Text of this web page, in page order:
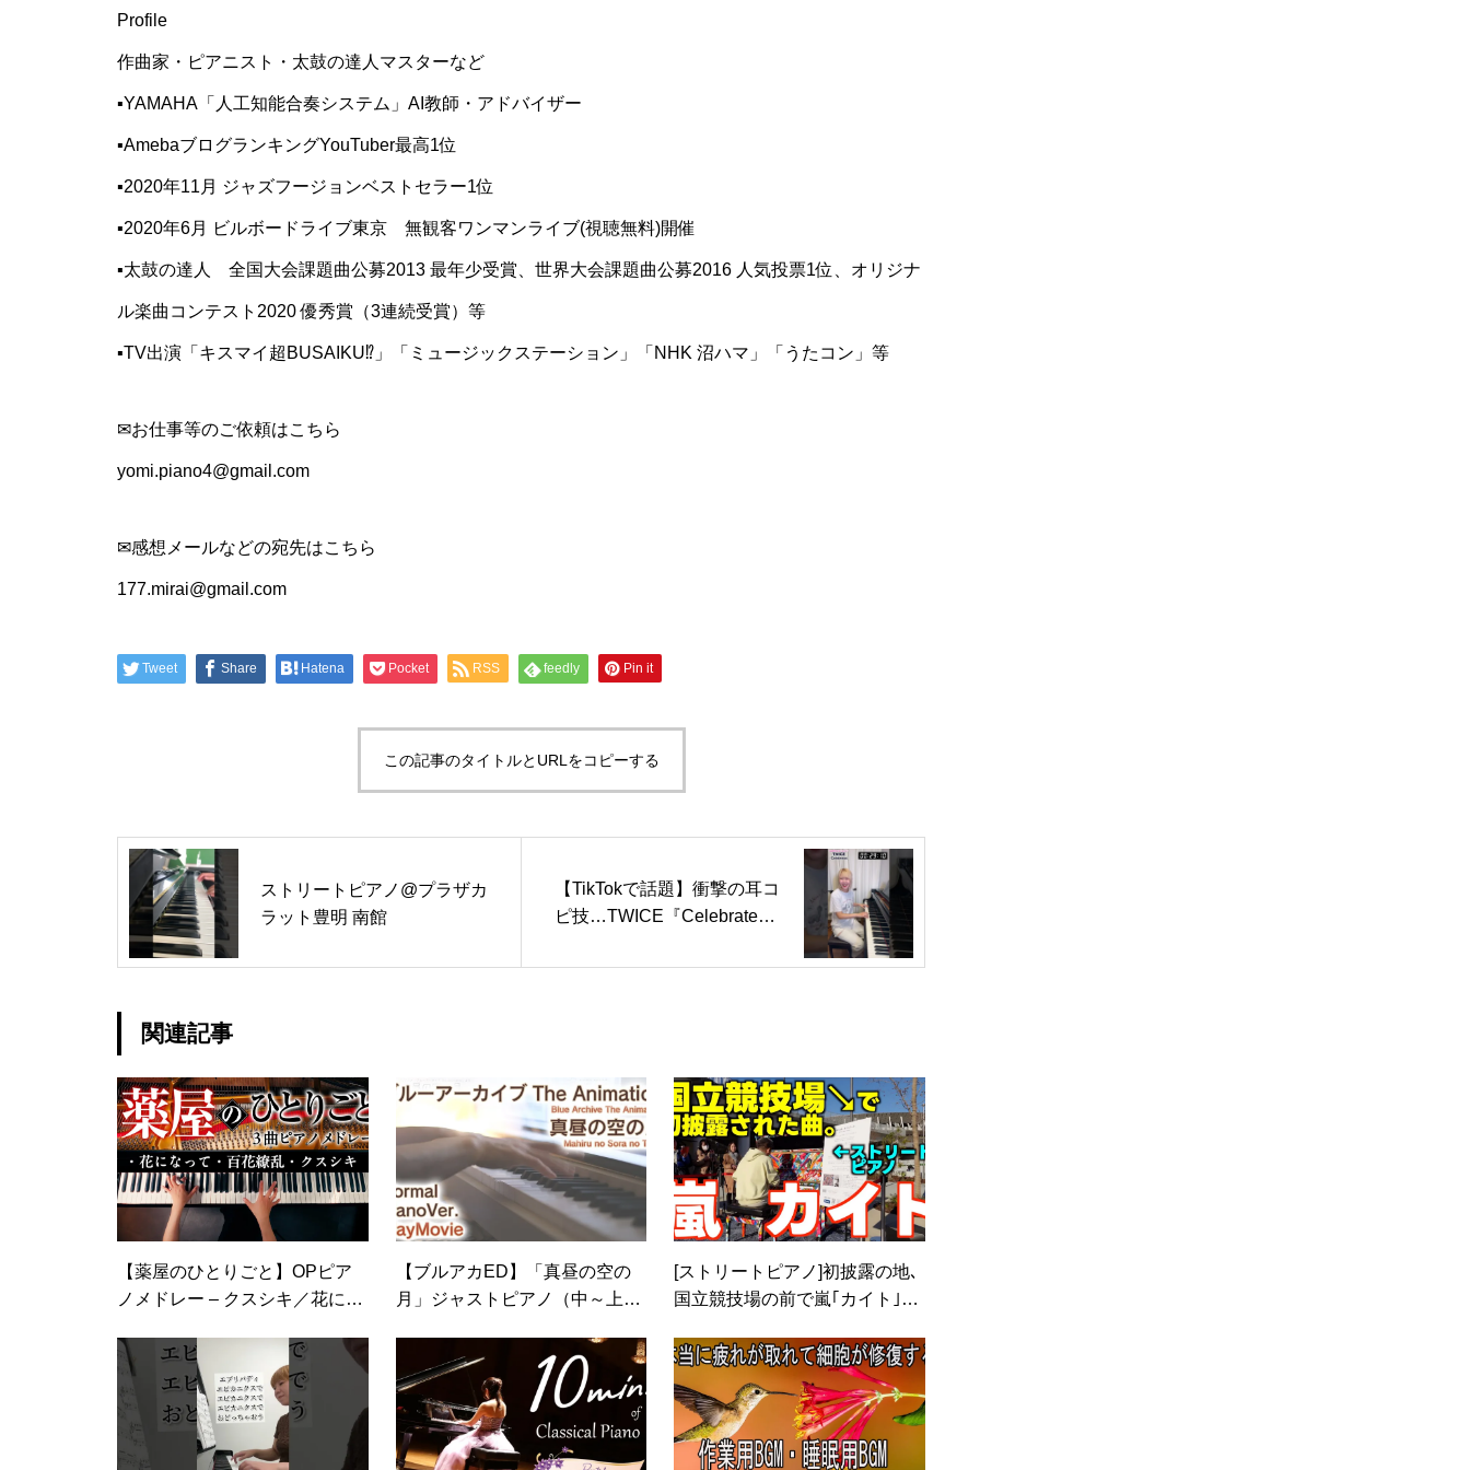
Profile
作曲家・ピアニスト・太鼓の達人マスターなど
▪YAMAHA「人工知能合奏システム」AI教師・アドバイザー
▪AmebaブログランキングYouTuber最高1位
▪2020年11月 ジャズフージョンベストセラー1位
▪2020年6月 ビルボードライブ東京 無観客ワンマンライブ(視聴無料)開催
▪太鼓の達人 全国大会課題曲公募2013 最年少受賞、世界大会課題曲公募2016 人気投票1位、オリジナ
ル楽曲コンテスト2020 優秀賞（3連続受賞）等
▪TV出演「キスマイ超BUSAIKU⁉︎」「ミュージックステーション」「NHK 沼ハマ」「うたコン」等
✉お仕事等のご依頼はこちら
yomi.piano4@gmail.com
✉感想メールなどの宛先はこちら
177.mirai@gmail.com
Tweet Share Hatena Pocket RSS feedly Pin it
この記事のタイトルとURLをコピーする
ストリートピアノ@プラザカ
ラット豊明 南館
【TikTokで話題】衝撃の耳コ
ピ技…TWICE『Celebrate』
関連記事
【薬屋のひとりごと】OPピア
ノメドレー – クスシキ／花にな
用BGM🎧Piano Cover – CANA
CANA
【ブルアカED】「真昼の空の
月」ジャストピアノ（中～上
rom Blue Archive The Animatio
n】
[ストリートピアノ]初披露の地､
国立競技場の前で嵐｢カイト｣弾
園ブリリアピアノ]